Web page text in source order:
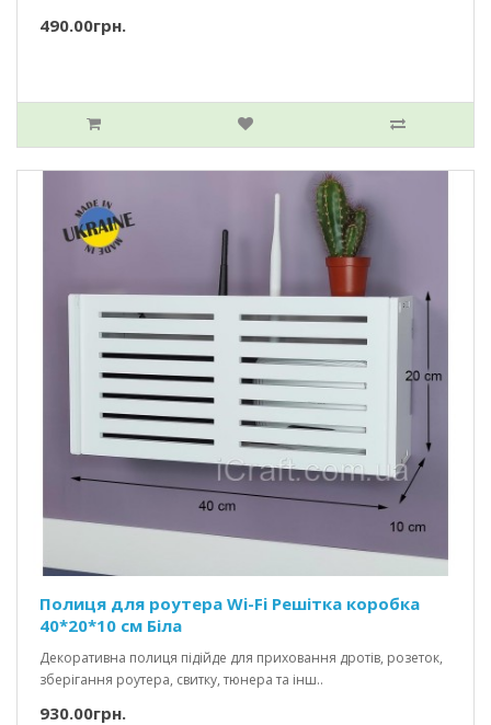
490.00грн.
Полиця для роутера Wi-Fi Решітка коробка
40*20*10 см Біла
Декоративна полиця підійде для приховання дротів, розеток,
зберігання роутера, свитку, тюнера та інш..
930.00грн.